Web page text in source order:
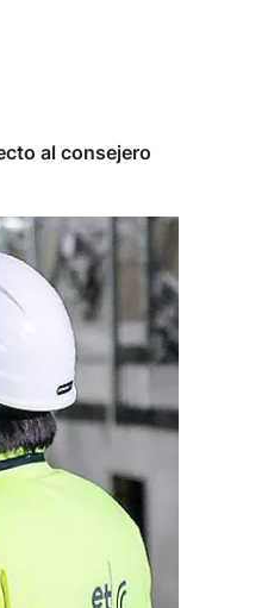
al consejero